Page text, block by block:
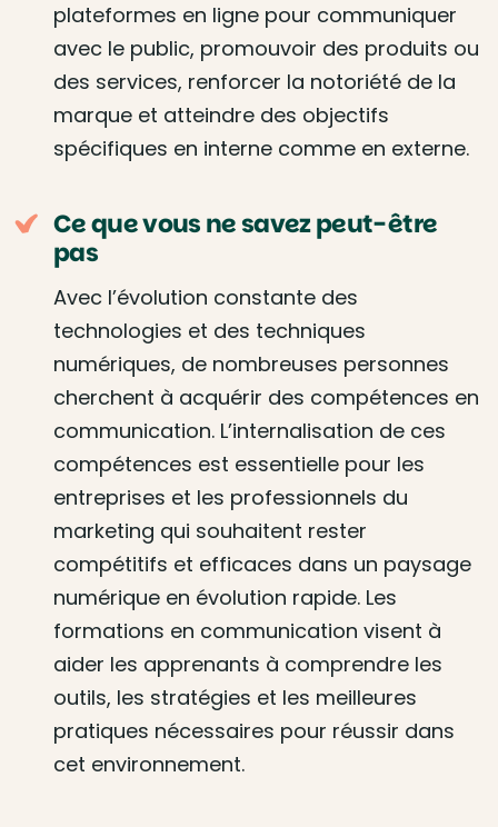
plateformes en ligne pour communiquer
avec le public, promouvoir des produits ou
des services, renforcer la notoriété de la
marque et atteindre des objectifs
spécifiques en interne comme en externe.
Ce que vous ne savez peut-être
pas
Avec l’évolution constante des
technologies et des techniques
numériques, de nombreuses personnes
cherchent à acquérir des compétences en
communication. L’internalisation de ces
compétences est essentielle pour les
entreprises et les professionnels du
marketing qui souhaitent rester
compétitifs et efficaces dans un paysage
numérique en évolution rapide. Les
formations en communication visent à
aider les apprenants à comprendre les
outils, les stratégies et les meilleures
pratiques nécessaires pour réussir dans
cet environnement.